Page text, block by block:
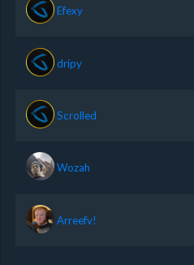
Efexy
dripy
Scrolled
Wozah
Arreefv!